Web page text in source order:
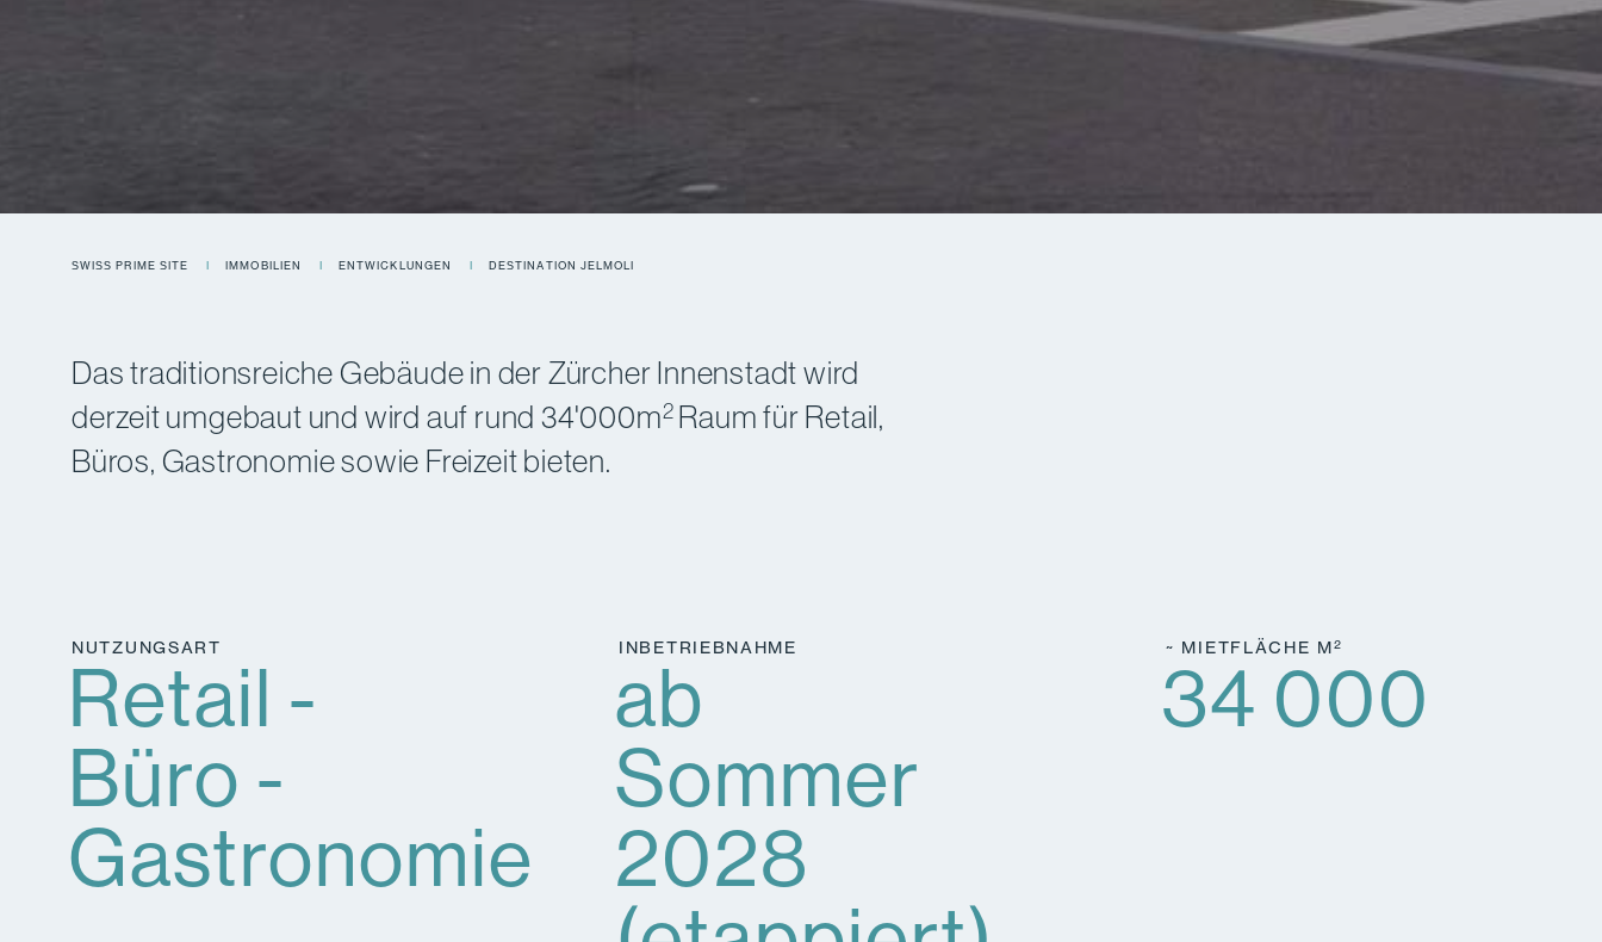
SWISS PRIME SITE IMMOBILIEN ENTWICKLUNGEN DESTINATION JELMOLI
Das traditionsreiche Gebäude in der Zürcher Innenstadt wird
derzeit umgebaut und wird auf rund 34'000m2 Raum für Retail,
Büros, Gastronomie sowie Freizeit bieten.
NUTZUNGSART
Retail -
Büro -
Gastronomie
INBETRIEBNAHME
ab
Sommer
2028
~ MIETFLÄCHE M2
34 000